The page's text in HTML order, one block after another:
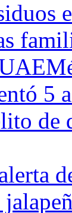
5
de